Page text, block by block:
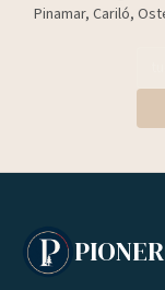
Pinamar, Cariló,